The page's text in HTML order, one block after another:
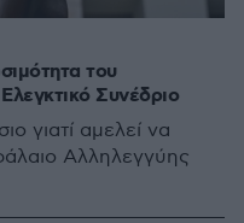
του
Συνέδριο
γιατί αμελεί να
Αλληλεγγύης